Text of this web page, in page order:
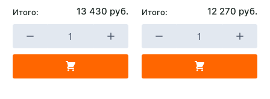
Итого: 13 430 руб. Итого: 12 270 руб.